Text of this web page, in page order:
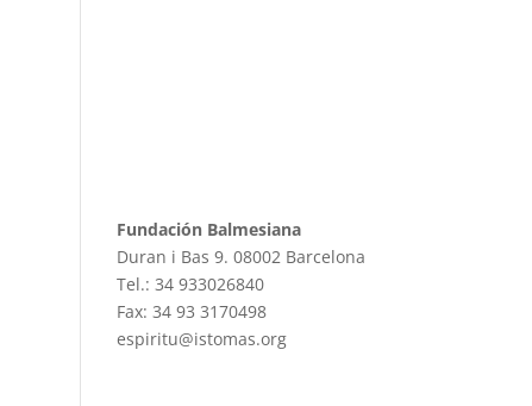
Fundación Balmesiana
Duran i Bas 9. 08002 Barcelona
Tel.: 34 933026840
Fax: 34 93 3170498
espiritu@istomas.org